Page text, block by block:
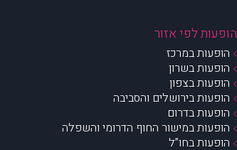
הופעות לפי אזור
הופעות במרכז
הופעות בשרון
הופעות בצפון
הופעות בירושלים והסביבה
הופעות בדרום
הופעות במישור החוף הדרומי והשפלה
הופעות בחו”ל